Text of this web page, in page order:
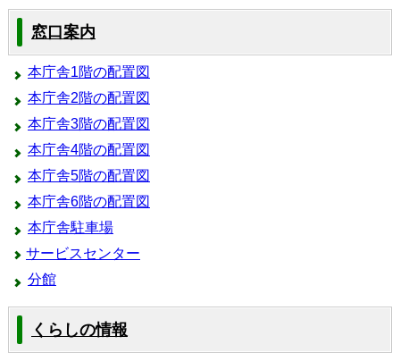
窓口案内
本庁舎1階の配置図
本庁舎2階の配置図
本庁舎3階の配置図
本庁舎4階の配置図
本庁舎5階の配置図
本庁舎6階の配置図
本庁舎駐車場
サービスセンター
分館
くらしの情報